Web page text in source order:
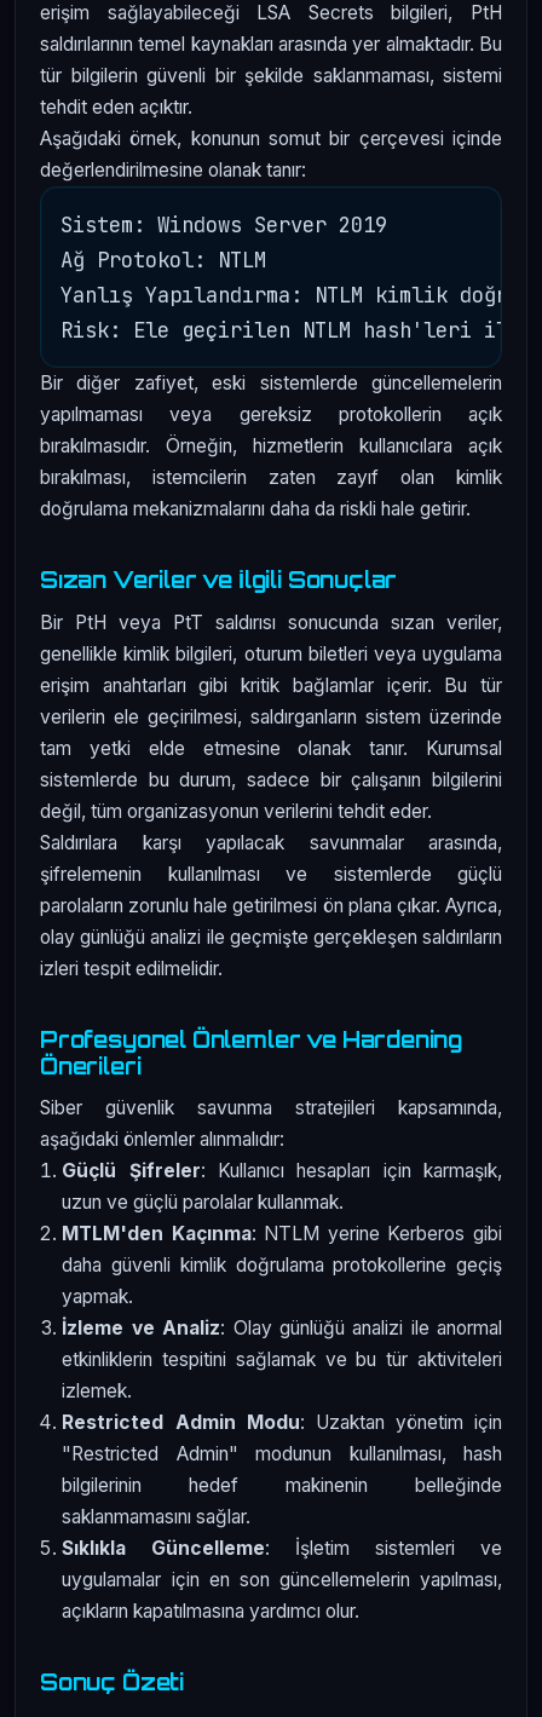
erişim sağlayabileceği LSA Secrets bilgileri, PtH
saldırılarının temel kaynakları arasında yer almaktadır. Bu
tür bilgilerin güvenli bir şekilde saklanmaması, sistemi
tehdit eden açıktır.
Aşağıdaki örnek, konunun somut bir çerçevesi içinde
değerlendirilmesine olanak tanır:
Sistem: Windows Server 2019
Ağ Protokol: NTLM
Yanlış Yapılandırma: NTLM kimlik
Bir diğer zafiyet, eski sistemlerde güncellemelerin
yapılmaması veya gereksiz protokollerin açık
bırakılmasıdır. Örneğin, hizmetlerin kullanıcılara açık
bırakılması, istemcilerin zaten zayıf olan kimlik
doğrulama mekanizmalarını daha da riskli hale getirir.
Sızan Veriler ve İlgili Sonuçlar
Bir PtH veya PtT saldırısı sonucunda sızan veriler,
genellikle kimlik bilgileri, oturum biletleri veya uygulama
erişim anahtarları gibi kritik bağlamlar içerir. Bu tür
verilerin ele geçirilmesi, saldırganların sistem üzerinde
tam yetki elde etmesine olanak tanır. Kurumsal
sistemlerde bu durum, sadece bir çalışanın bilgilerini
değil, tüm organizasyonun verilerini tehdit eder.
Saldırılara karşı yapılacak savunmalar arasında,
şifrelemenin kullanılması ve sistemlerde güçlü
parolaların zorunlu hale getirilmesi ön plana çıkar. Ayrıca,
olay günlüğü analizi ile geçmişte gerçekleşen saldırıların
izleri tespit edilmelidir.
Profesyonel Önlemler ve Hardening
Önerileri
Siber güvenlik savunma stratejileri kapsamında,
aşağıdaki önlemler alınmalıdır:
Güçlü Şifreler: Kullanıcı hesapları için karmaşık,
uzun ve güçlü parolalar kullanmak.
MTLM'den Kaçınma: NTLM yerine Kerberos gibi
daha güvenli kimlik doğrulama protokollerine geçiş
yapmak.
İzleme ve Analiz: Olay günlüğü analizi ile anormal
etkinliklerin tespitini sağlamak ve bu tür aktiviteleri
izlemek.
Restricted Admin Modu: Uzaktan yönetim için
"Restricted Admin" modunun kullanılması, hash
bilgilerinin hedef makinenin belleğinde
saklanmamasını sağlar.
Sıklıkla Güncelleme: İşletim sistemleri ve
uygulamalar için en son güncellemelerin yapılması,
açıkların kapatılmasına yardımcı olur.
Sonuç Özeti